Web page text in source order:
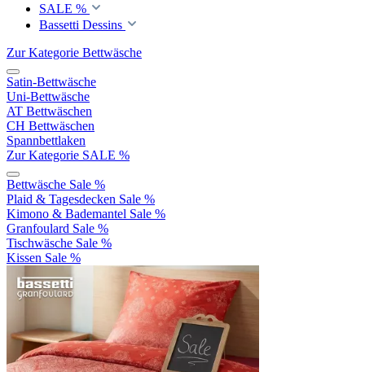
SALE %
Bassetti Dessins
Zur Kategorie Bettwäsche
Satin-Bettwäsche
Uni-Bettwäsche
AT Bettwäschen
CH Bettwäschen
Spannbettlaken
Zur Kategorie SALE %
Bettwäsche Sale %
Plaid & Tagesdecken Sale %
Kimono & Bademantel Sale %
Granfoulard Sale %
Tischwäsche Sale %
Kissen Sale %